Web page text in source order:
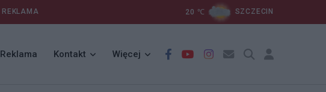
REKLAMA 20 ℃ SZCZECIN
Reklama Kontakt Więcej